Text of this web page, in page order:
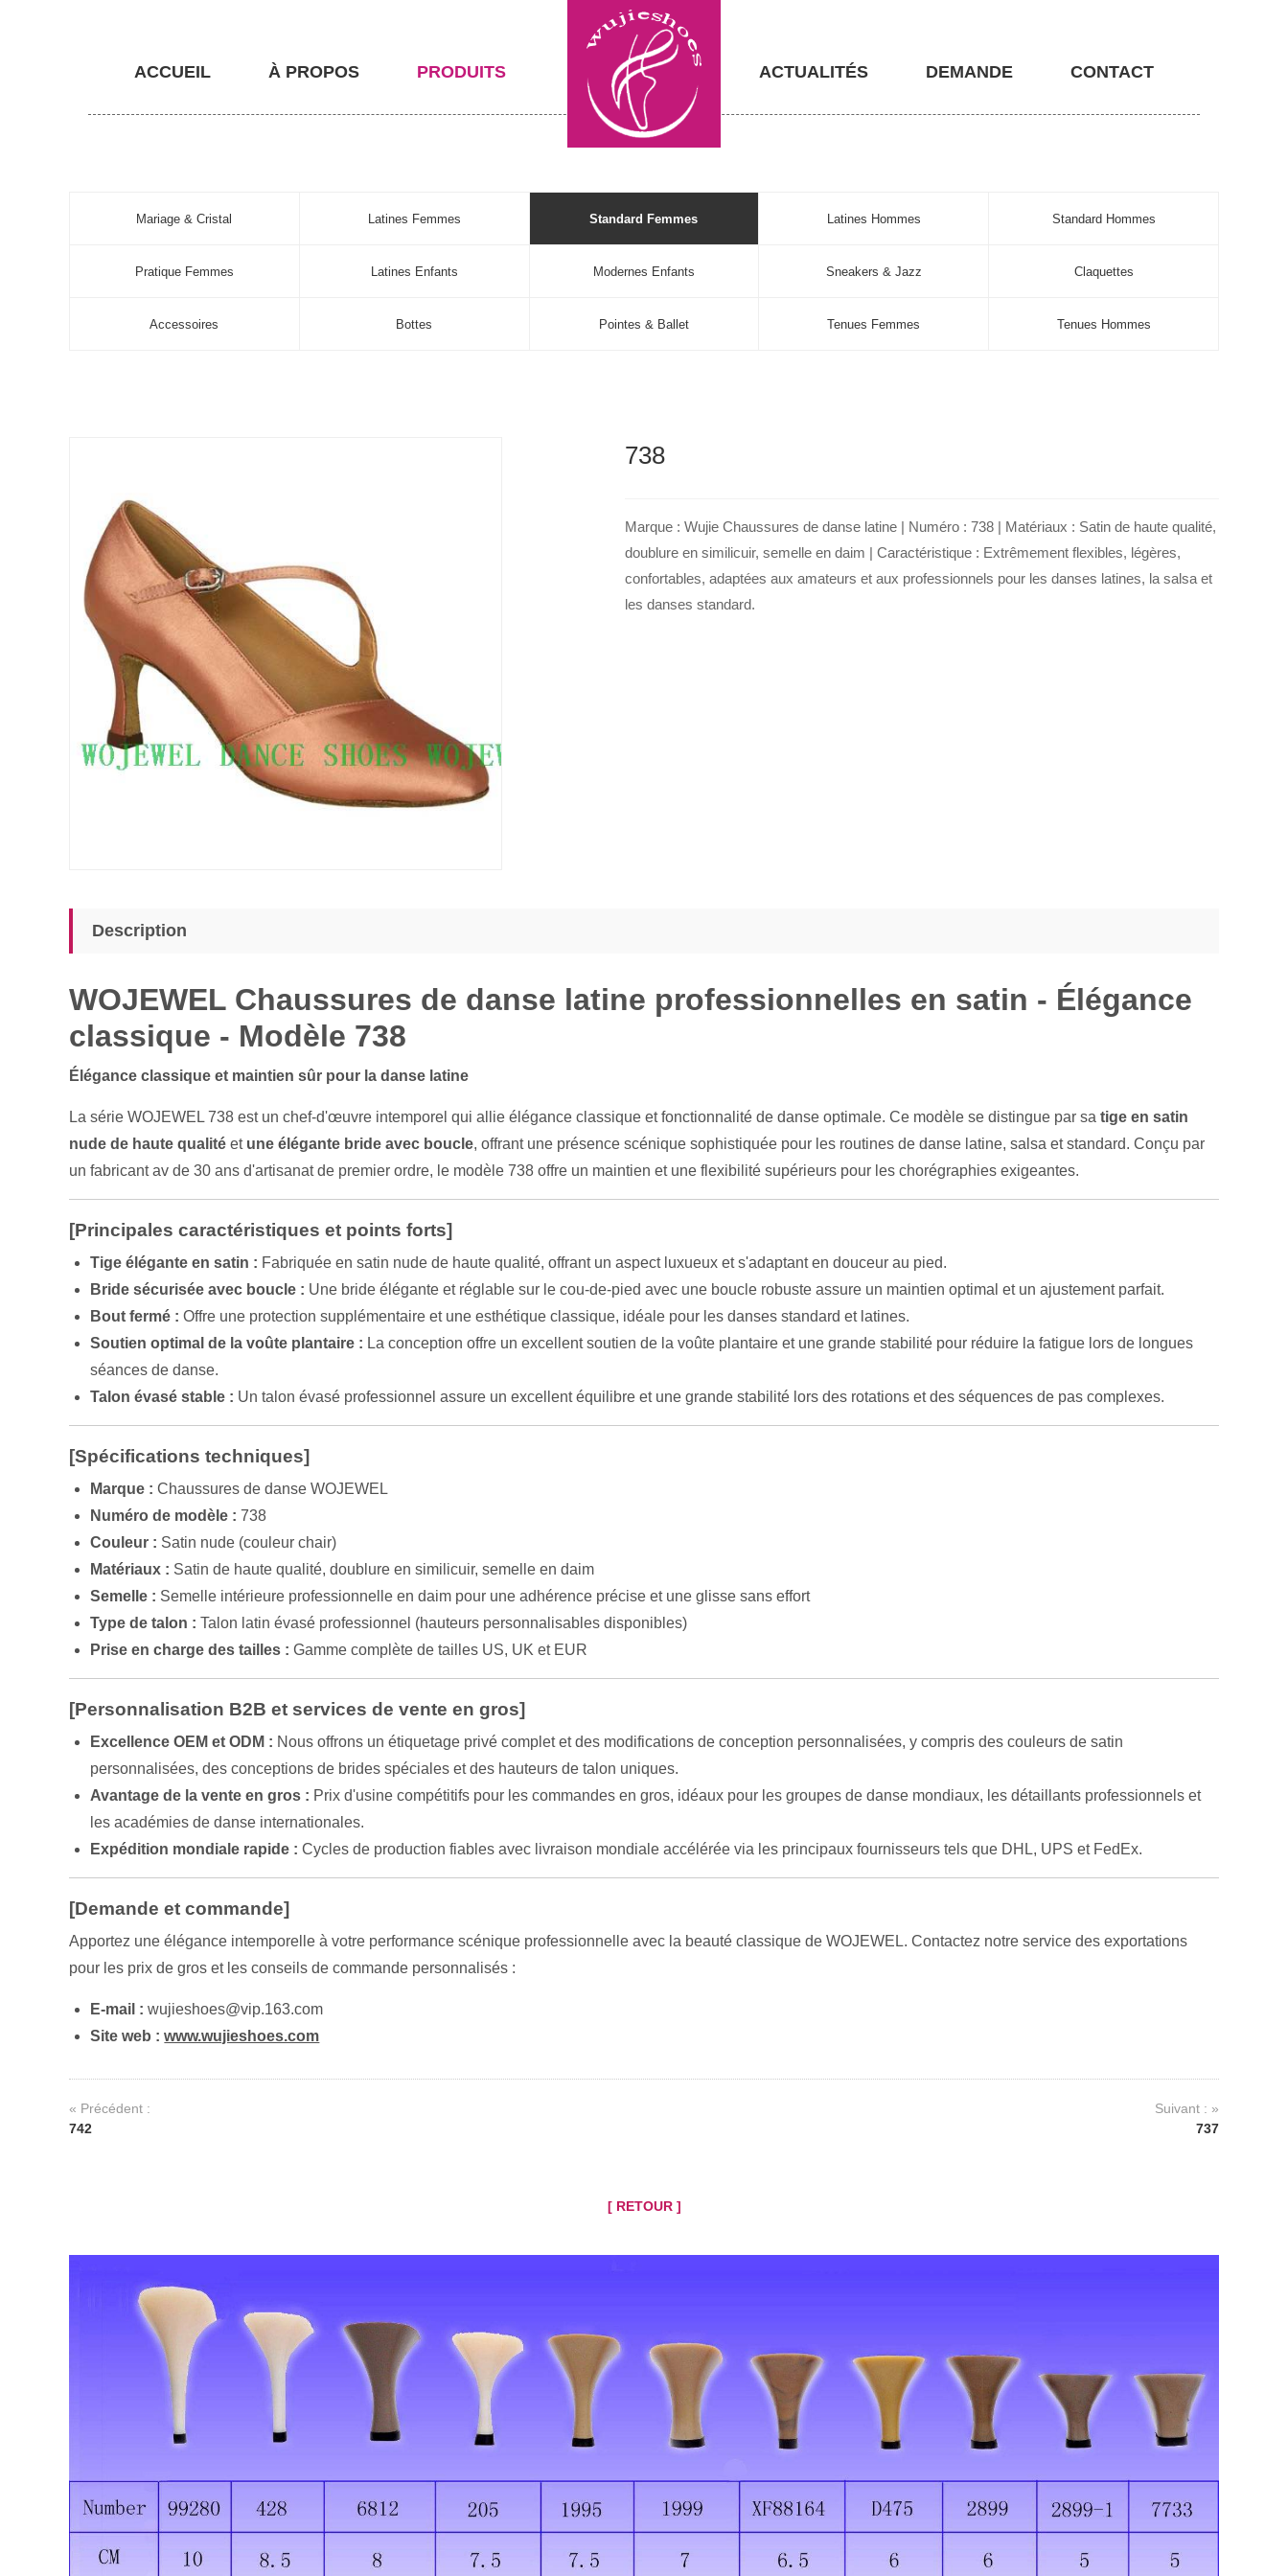
ACCUEIL À PROPOS PRODUITS ACTUALITÉS DEMANDE CONTACT
Mariage & Cristal Latines Femmes Standard Femmes Latines Hommes Standard Hommes
Pratique Femmes Latines Enfants Modernes Enfants Sneakers & Jazz Claquettes
Accessoires Bottes Pointes & Ballet Tenues Femmes Tenues Hommes
738
Marque : Wujie Chaussures de danse latine | Numéro : 738 | Matériaux : Satin de haute qualité,
doublure en similicuir, semelle en daim | Caractéristique : Extrêmement flexibles, légères,
confortables, adaptées aux amateurs et aux professionnels pour les danses latines, la salsa et
les danses standard.
Description
WOJEWEL Chaussures de danse latine professionnelles en satin - Élégance
classique - Modèle 738
Élégance classique et maintien sûr pour la danse latine
La série WOJEWEL 738 est un chef-d'œuvre intemporel qui allie élégance classique et fonctionnalité de danse optimale. Ce modèle se distingue par sa tige en satin
nude de haute qualité et une élégante bride avec boucle, offrant une présence scénique sophistiquée pour les routines de danse latine, salsa et standard. Conçu par
un fabricant av de 30 ans d'artisanat de premier ordre, le modèle 738 offre un maintien et une flexibilité supérieurs pour les chorégraphies exigeantes.
[Principales caractéristiques et points forts]
Tige élégante en satin : Fabriquée en satin nude de haute qualité, offrant un aspect luxueux et s'adaptant en douceur au pied.
Bride sécurisée avec boucle : Une bride élégante et réglable sur le cou-de-pied avec une boucle robuste assure un maintien optimal et un ajustement parfait.
Bout fermé : Offre une protection supplémentaire et une esthétique classique, idéale pour les danses standard et latines.
Soutien optimal de la voûte plantaire : La conception offre un excellent soutien de la voûte plantaire et une grande stabilité pour réduire la fatigue lors de longues
séances de danse.
Talon évasé stable : Un talon évasé professionnel assure un excellent équilibre et une grande stabilité lors des rotations et des séquences de pas complexes.
[Spécifications techniques]
Marque : Chaussures de danse WOJEWEL
Numéro de modèle : 738
Couleur : Satin nude (couleur chair)
Matériaux : Satin de haute qualité, doublure en similicuir, semelle en daim
Semelle : Semelle intérieure professionnelle en daim pour une adhérence précise et une glisse sans effort
Type de talon : Talon latin évasé professionnel (hauteurs personnalisables disponibles)
Prise en charge des tailles : Gamme complète de tailles US, UK et EUR
[Personnalisation B2B et services de vente en gros]
Excellence OEM et ODM : Nous offrons un étiquetage privé complet et des modifications de conception personnalisées, y compris des couleurs de satin
personnalisées, des conceptions de brides spéciales et des hauteurs de talon uniques.
Avantage de la vente en gros : Prix d'usine compétitifs pour les commandes en gros, idéaux pour les groupes de danse mondiaux, les détaillants professionnels et
les académies de danse internationales.
Expédition mondiale rapide : Cycles de production fiables avec livraison mondiale accélérée via les principaux fournisseurs tels que DHL, UPS et FedEx.
[Demande et commande]
Apportez une élégance intemporelle à votre performance scénique professionnelle avec la beauté classique de WOJEWEL. Contactez notre service des exportations
pour les prix de gros et les conseils de commande personnalisés :
E-mail : wujieshoes@vip.163.com
Site web : www.wujieshoes.com
« Précédent :
742
Suivant : »
737
[ RETOUR ]